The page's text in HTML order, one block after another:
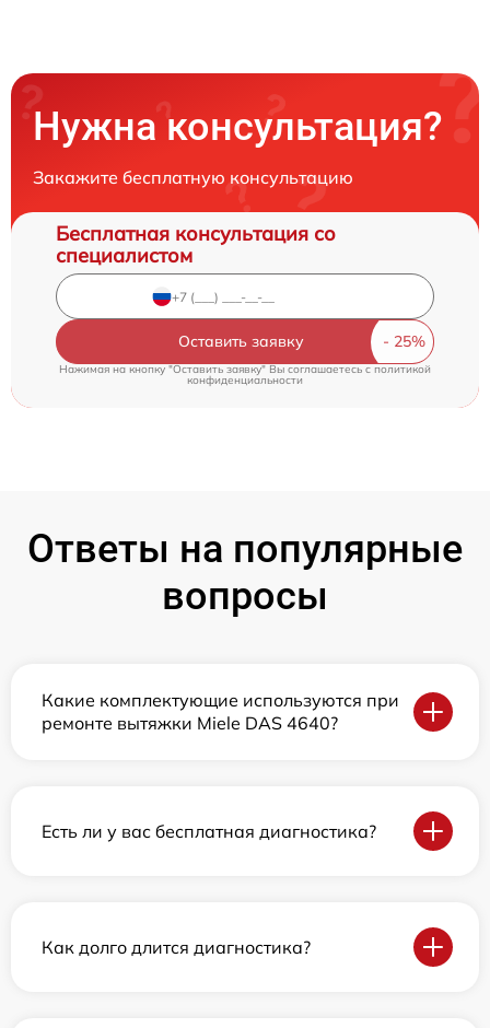
Нужна консультация?
Закажите бесплатную консультацию
Бесплатная консультация со
специалистом
Оставить заявку
Нажимая на кнопку "Оставить заявку" Вы соглашаетесь c политикой
конфиденциальности
Ответы на популярные
вопросы
Какие комплектующие используются при
ремонте вытяжки Miele DAS 4640?
Есть ли у вас бесплатная диагностика?
Как долго длится диагностика?